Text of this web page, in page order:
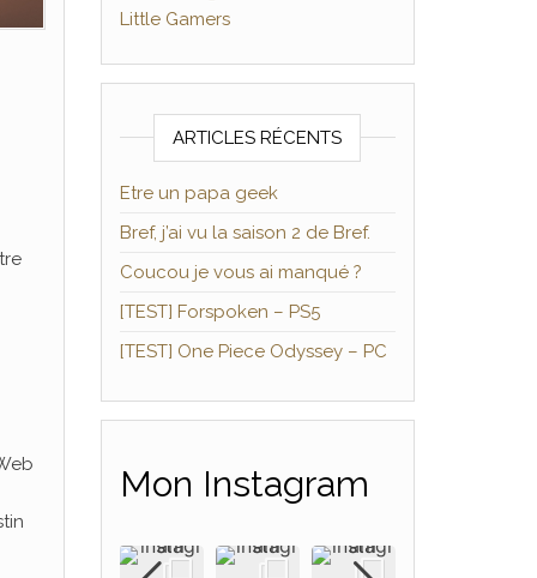
Little Gamers
ARTICLES RÉCENTS
Etre un papa geek
Bref, j’ai vu la saison 2 de Bref.
Coucou je vous ai manqué ?
[TEST] Forspoken – PS5
[TEST] One Piece Odyssey – PC
Mon Instagram